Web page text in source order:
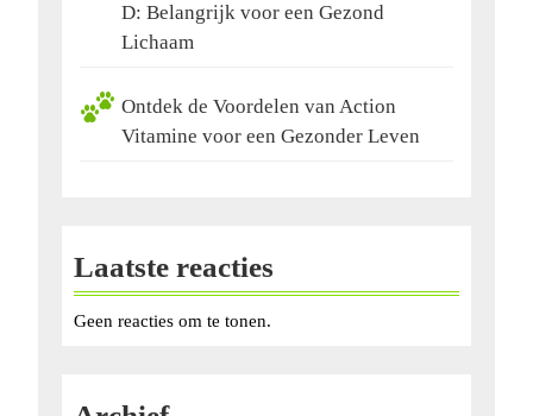
D: Belangrijk voor een Gezond
Lichaam
Ontdek de Voordelen van Action
Vitamine voor een Gezonder Leven
Laatste reacties
Geen reacties om te tonen.